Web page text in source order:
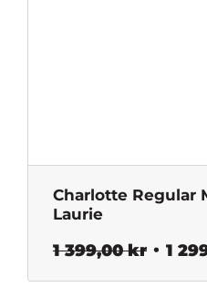
Charlotte Regular
Laurie
1 399,00kr Det
1